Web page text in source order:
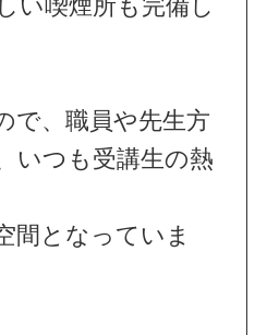
い喫煙所も完備し
で、職員や先生方
いつも受講生の熱
間となっていま